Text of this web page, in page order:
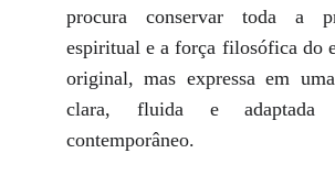
procura conservar toda a
espiritual e a força filosófica do
original, mas expressa em
clara, fluida e
contemporâneo.